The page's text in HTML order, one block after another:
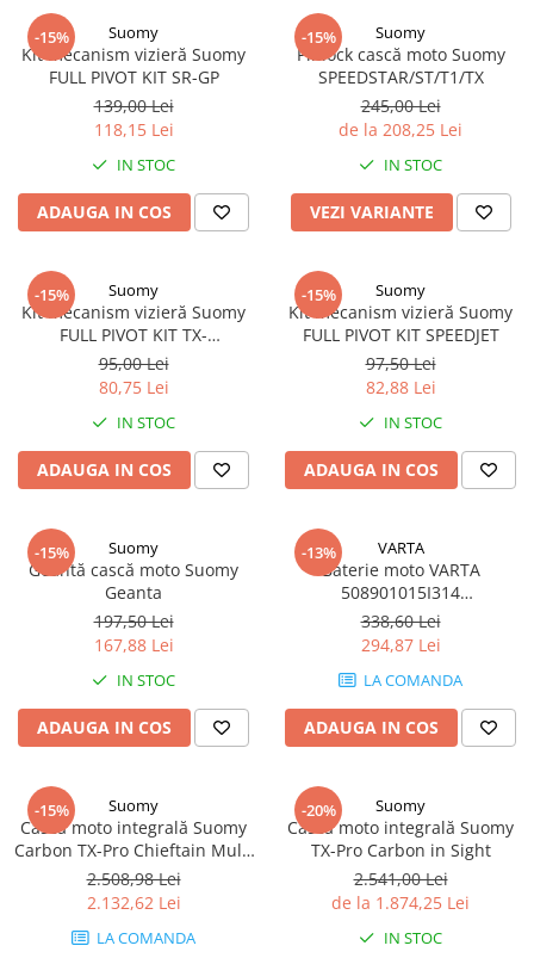
-15% Suomy
Kit mecanism vizieră Suomy
FULL PIVOT KIT SR-GP
139,00 Lei
118,15 Lei
IN STOC
ADAUGA IN COS
-15% Suomy
Pinlock cască moto Suomy
SPEEDSTAR/ST/T1/TX
245,00 Lei
de la 208,25 Lei
IN STOC
VEZI VARIANTE
-15% Suomy
Kit mecanism vizieră Suomy
FULL PIVOT KIT TX-
PRO/TRACK-1/VR/ST
95,00 Lei
80,75 Lei
IN STOC
ADAUGA IN COS
-15% Suomy
Kit mecanism vizieră Suomy
FULL PIVOT KIT SPEEDJET
97,50 Lei
82,88 Lei
IN STOC
ADAUGA IN COS
-15% Suomy
Geantă cască moto Suomy
Geanta
197,50 Lei
167,88 Lei
IN STOC
ADAUGA IN COS
-13% VARTA
Baterie moto VARTA
508901015I314
(POWERSPORTS AGM)
338,60 Lei
294,87 Lei
LA COMANDA
ADAUGA IN COS
-15% Suomy
Cască moto integrală Suomy
Carbon TX-Pro Chieftain Multi
Carbon
2.508,98 Lei
2.132,62 Lei
LA COMANDA
-20% Suomy
Cască moto integrală Suomy
TX-Pro Carbon in Sight
2.541,00 Lei
de la 1.874,25 Lei
IN STOC